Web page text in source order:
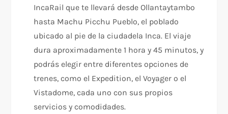
IncaRail que te llevará desde Ollantaytambo
hasta Machu Picchu Pueblo, el poblado
ubicado al pie de la ciudadela Inca. El viaje
dura aproximadamente 1 hora y 45 minutos, y
podrás elegir entre diferentes opciones de
trenes, como el Expedition, el Voyager o el
Vistadome, cada uno con sus propios
servicios y comodidades.